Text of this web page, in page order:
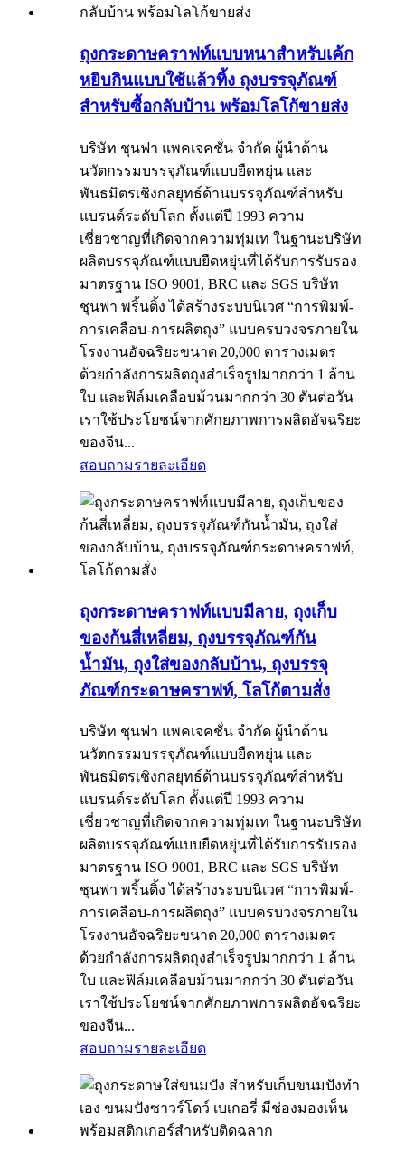
ถุงกระดาษคราฟท์แบบหนาสำหรับเค้ก
หยิบกินแบบใช้แล้วทิ้ง ถุงบรรจุภัณฑ์
สำหรับซื้อกลับบ้าน พร้อมโลโก้ขายส่ง
บริษัท ชุนฟา แพคเจคชั่น จำกัด ผู้นำด้าน
นวัตกรรมบรรจุภัณฑ์แบบยืดหยุ่น และ
พันธมิตรเชิงกลยุทธ์ด้านบรรจุภัณฑ์สำหรับ
แบรนด์ระดับโลก ตั้งแต่ปี 1993 ความ
เชี่ยวชาญที่เกิดจากความทุ่มเท ในฐานะบริษัท
ผลิตบรรจุภัณฑ์แบบยืดหยุ่นที่ได้รับการรับรอง
มาตรฐาน ISO 9001, BRC และ SGS บริษัท
ชุนฟา พริ้นติ้ง ได้สร้างระบบนิเวศ “การพิมพ์-
การเคลือบ-การผลิตถุง” แบบครบวงจรภายใน
โรงงานอัจฉริยะขนาด 20,000 ตารางเมตร
ด้วยกำลังการผลิตถุงสำเร็จรูปมากกว่า 1 ล้าน
ใบ และฟิล์มเคลือบม้วนมากกว่า 30 ตันต่อวัน
เราใช้ประโยชน์จากศักยภาพการผลิตอัจฉริยะ
ของจีน...
สอบถามรายละเอียด
ถุงกระดาษคราฟท์แบบมีลาย, ถุงเก็บ
ของก้นสี่เหลี่ยม, ถุงบรรจุภัณฑ์กัน
น้ำมัน, ถุงใส่ของกลับบ้าน, ถุงบรรจุ
ภัณฑ์กระดาษคราฟท์, โลโก้ตามสั่ง
บริษัท ชุนฟา แพคเจคชั่น จำกัด ผู้นำด้าน
นวัตกรรมบรรจุภัณฑ์แบบยืดหยุ่น และ
พันธมิตรเชิงกลยุทธ์ด้านบรรจุภัณฑ์สำหรับ
แบรนด์ระดับโลก ตั้งแต่ปี 1993 ความ
เชี่ยวชาญที่เกิดจากความทุ่มเท ในฐานะบริษัท
ผลิตบรรจุภัณฑ์แบบยืดหยุ่นที่ได้รับการรับรอง
มาตรฐาน ISO 9001, BRC และ SGS บริษัท
ชุนฟา พริ้นติ้ง ได้สร้างระบบนิเวศ “การพิมพ์-
การเคลือบ-การผลิตถุง” แบบครบวงจรภายใน
โรงงานอัจฉริยะขนาด 20,000 ตารางเมตร
ด้วยกำลังการผลิตถุงสำเร็จรูปมากกว่า 1 ล้าน
ใบ และฟิล์มเคลือบม้วนมากกว่า 30 ตันต่อวัน
เราใช้ประโยชน์จากศักยภาพการผลิตอัจฉริยะ
ของจีน...
สอบถามรายละเอียด